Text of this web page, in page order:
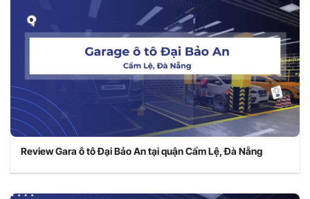
Review Gara ô tô Đại Bảo An tại quận Cẩm Lệ, Đà Nẵng